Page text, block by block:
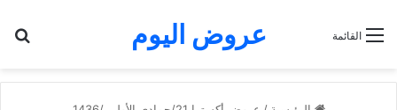
عروض اليوم القائمة